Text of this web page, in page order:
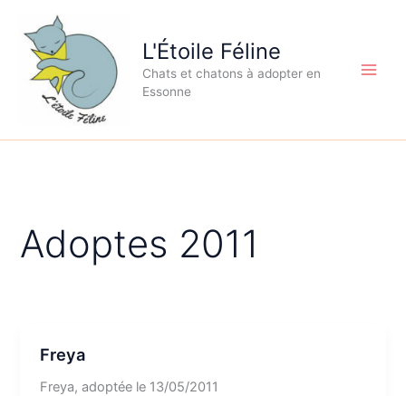
contenu
L'Étoile Féline
Chats et chatons à adopter en
Essonne
Adoptes 2011
Freya
Freya, adoptée le 13/05/2011